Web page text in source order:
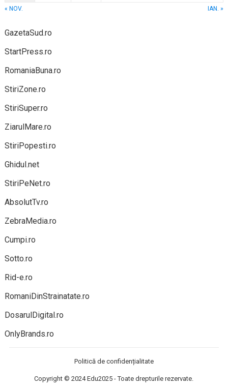
« NOV.
IAN. »
GazetaSud.ro
StartPress.ro
RomaniaBuna.ro
StiriZone.ro
StiriSuper.ro
ZiarulMare.ro
StiriPopesti.ro
Ghidul.net
StiriPeNet.ro
AbsolutTv.ro
ZebraMedia.ro
Cumpi.ro
Sotto.ro
Rid-e.ro
RomaniDinStrainatate.ro
DosarulDigital.ro
OnlyBrands.ro
Politică de confidențialitate
Copyright © 2024Edu2025 - Toate drepturile rezervate.